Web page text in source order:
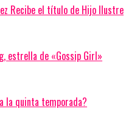
Recibe el título de Hijo Ilustre
estrella de «Gossip Girl»
la quinta temporada?